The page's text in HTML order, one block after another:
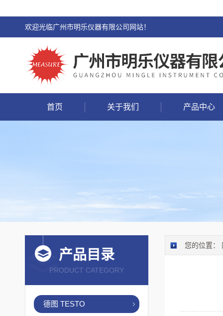
欢迎光临广州市明乐仪器有限公司网站！
首页 关于我们 产品中心
产品目录
PRODUCT CATEGORY
德图 TESTO
您的位置：